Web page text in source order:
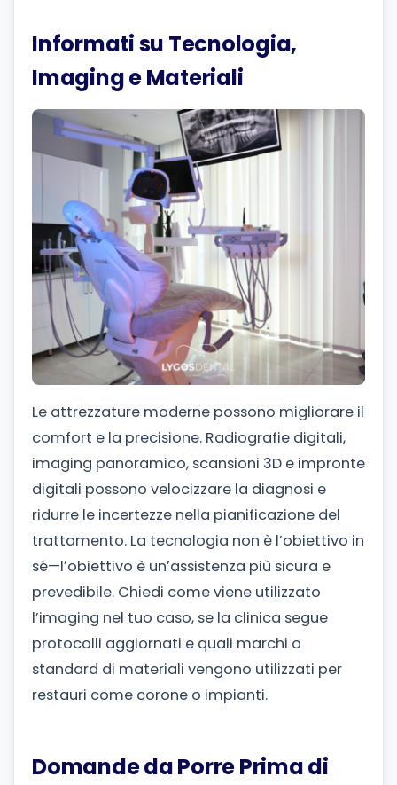
Informati su Tecnologia,
Imaging e Materiali
Le attrezzature moderne possono migliorare il
comfort e la precisione. Radiografie digitali,
imaging panoramico, scansioni 3D e impronte
digitali possono velocizzare la diagnosi e
ridurre le incertezze nella pianificazione del
trattamento. La tecnologia non è l’obiettivo in
sé—l’obiettivo è un’assistenza più sicura e
prevedibile. Chiedi come viene utilizzato
l’imaging nel tuo caso, se la clinica segue
protocolli aggiornati e quali marchi o
standard di materiali vengono utilizzati per
restauri come corone o impianti.
Domande da Porre Prima di